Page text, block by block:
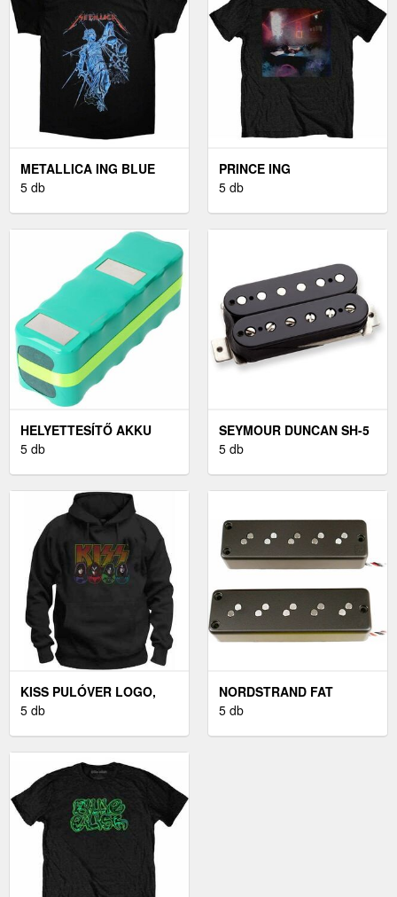
METALLICA ING BLUE
JUSTICE UNISEX BLACK
5 db
PRINCE ING
WATERCOLOURS UNISEX
5 db
HELYETTESÍTŐ AKKU
INFINUVO CLEANMATE
5 db
SEYMOUR DUNCAN SH-5
7 BRIDGE FEKETE
5 db
KISS PULÓVER LOGO,
FACES & ICONS BLACK M
5 db
NORDSTRAND FAT
STACK 5 SET FEKETE
5 db